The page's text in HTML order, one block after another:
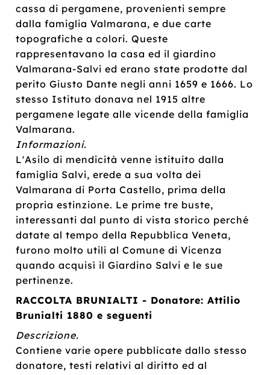
cassa di pergamene, provenienti sempre
dalla famiglia Valmarana, e due carte
topografiche a colori. Queste
rappresentavano la casa ed il giardino
Valmarana-Salvi ed erano state prodotte dal
perito Giusto Dante negli anni 1659 e 1666. Lo
stesso Istituto donava nel 1915 altre
pergamene legate alle vicende della famiglia
Valmarana.
Informazioni.
L'Asilo di mendicità venne istituito dalla
famiglia Salvi, erede a sua volta dei
Valmarana di Porta Castello, prima della
propria estinzione. Le prime tre buste,
interessanti dal punto di vista storico perché
datate al tempo della Repubblica Veneta,
furono molto utili al Comune di Vicenza
quando acquisì il Giardino Salvi e le sue
pertinenze.
RACCOLTA BRUNIALTI - Donatore: Attilio
Brunialti 1880 e seguenti
Descrizione.
Contiene varie opere pubblicate dallo stesso
donatore, testi relativi al diritto ed al